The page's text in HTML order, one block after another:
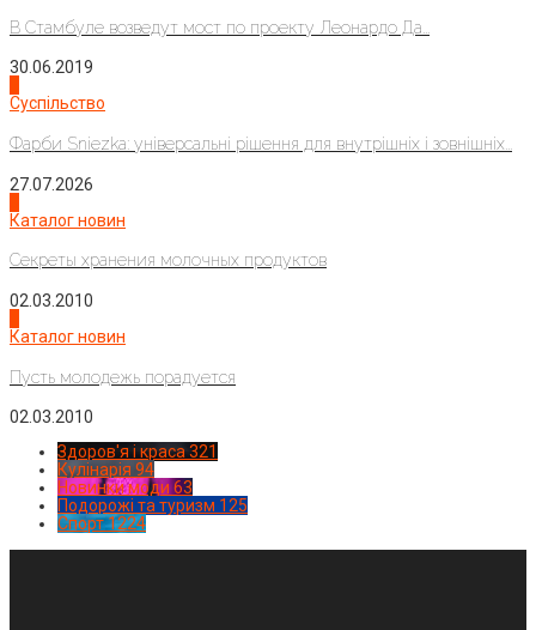
В Стамбуле возведут мост по проекту Леонардо Да...
30.06.2019
Суспільство
Фарби Sniezka: універсальні рішення для внутрішніх і зовнішніх...
27.07.2026
Каталог новин
Секреты хранения молочных продуктов
02.03.2010
Каталог новин
Пусть молодежь порадуется
02.03.2010
Здоров'я і краса 321
Кулінарія 94
Новинки моди 63
Подорожі та туризм 125
Спорт1224